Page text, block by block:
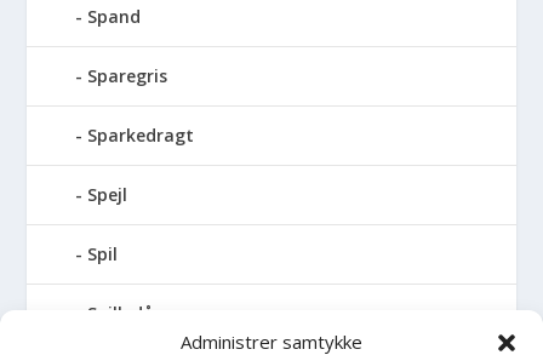
Administrer samtykke
Spand
Sparegris
Sparkedragt
Spejl
Spil
Spilledåse